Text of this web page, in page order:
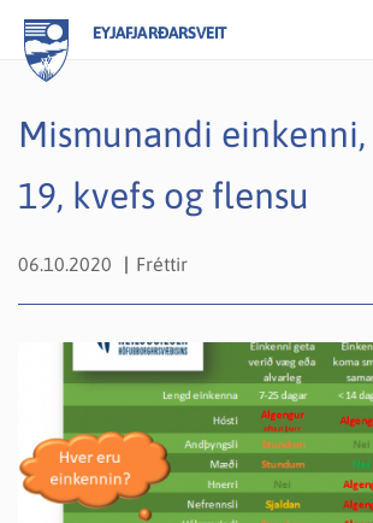
EYJAFJARÐARSVEIT
Mismunandi einkenni,
19, kvefs og flensu
06.10.2020 Fréttir